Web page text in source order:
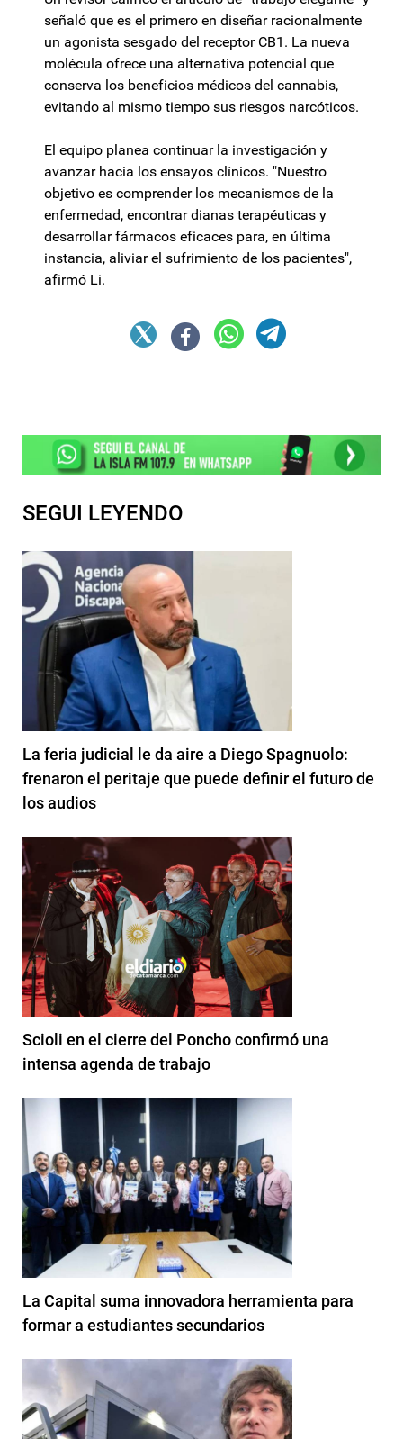
señaló que es el primero en diseñar racionalmente
un agonista sesgado del receptor CB1. La nueva
molécula ofrece una alternativa potencial que
conserva los beneficios médicos del cannabis,
evitando al mismo tiempo sus riesgos narcóticos.
El equipo planea continuar la investigación y
avanzar hacia los ensayos clínicos. "Nuestro
objetivo es comprender los mecanismos de la
enfermedad, encontrar dianas terapéuticas y
desarrollar fármacos eficaces para, en última
instancia, aliviar el sufrimiento de los pacientes",
afirmó Li.
SEGUI LEYENDO
La feria judicial le da aire a Diego Spagnuolo:
frenaron el peritaje que puede definir el futuro de
los audios
Scioli en el cierre del Poncho confirmó una
intensa agenda de trabajo
La Capital suma innovadora herramienta para
formar a estudiantes secundarios